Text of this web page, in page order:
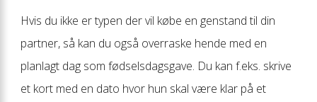
Hvis du ikke er typen der vil købe en genstand til din
partner, så kan du også overraske hende med en
planlagt dag som fødselsdagsgave. Du kan f.eks. skrive
et kort med en dato hvor hun skal være klar på et